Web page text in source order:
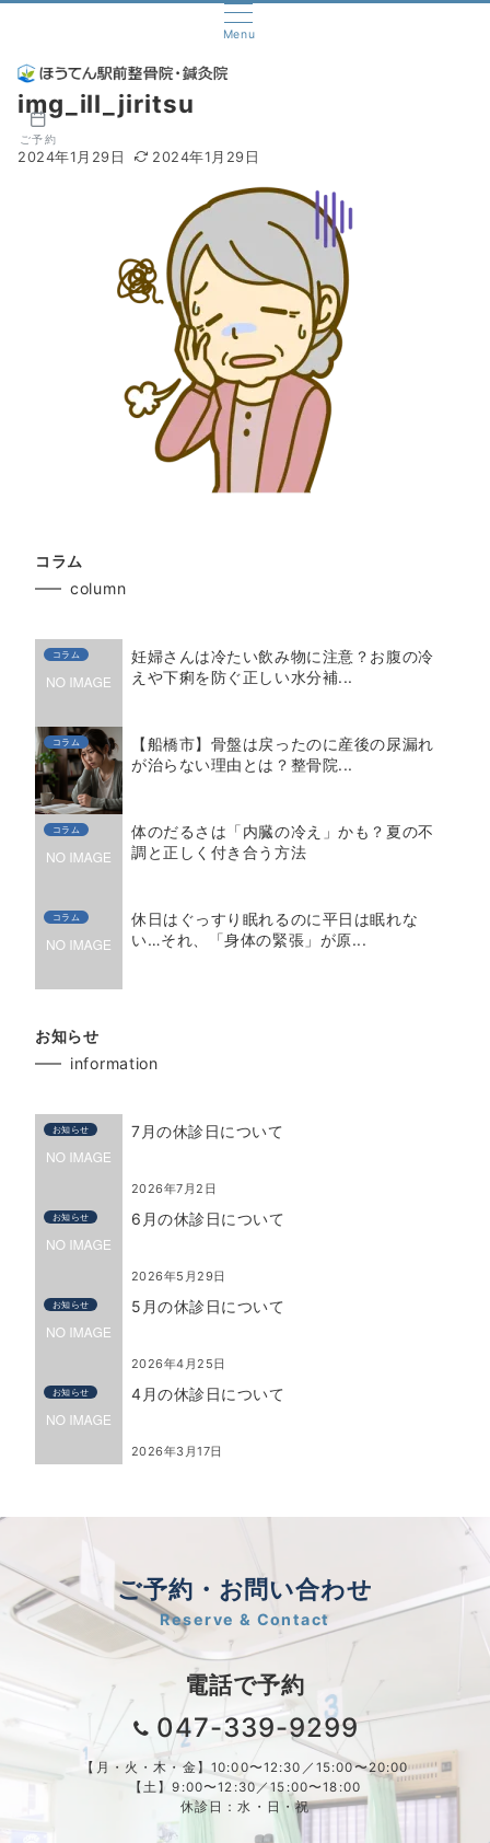
Menu
ご予約
img_ill_jiritsu
2024年1月29日 2024年1月29日
コラム
column
コラム
妊婦さんは冷たい飲み物に注意？お腹の冷
えや下痢を防ぐ正しい水分補...
コラム
【船橋市】骨盤は戻ったのに産後の尿漏れ
が治らない理由とは？整骨院...
コラム
体のだるさは「内臓の冷え」かも？夏の不
調と正しく付き合う方法
コラム
休日はぐっすり眠れるのに平日は眠れな
い…それ、「身体の緊張」が原...
お知らせ
information
お知らせ 7月の休診日について
2026年7月2日
お知らせ 6月の休診日について
2026年5月29日
お知らせ 5月の休診日について
2026年4月25日
お知らせ 4月の休診日について
2026年3月17日
ご予約・お問い合わせ
Reserve & Contact
電話で予約
047-339-9299
【月・火・木・金】10:00〜12:30／15:00〜20:00
【土】9:00〜12:30／15:00〜18:00
休診日：水・日・祝